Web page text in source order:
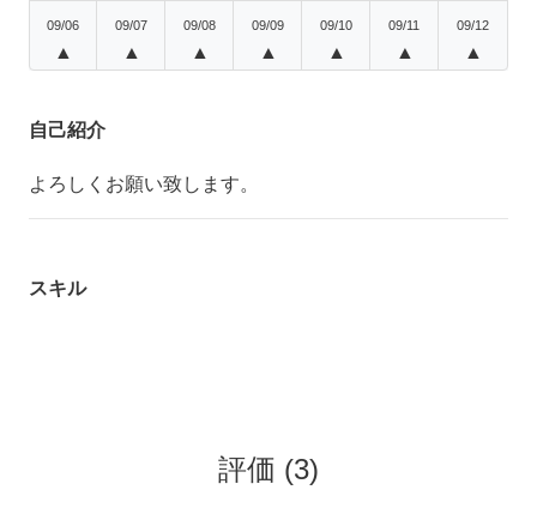
09/06
▲
09/07
▲
09/08
▲
09/09
▲
09/10
▲
09/11
▲
09/12
▲
自己紹介
よろしくお願い致します。
スキル
評価 (3)